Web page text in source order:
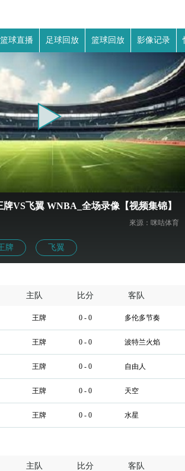
篮球直播 足球回放 篮球回放 影像记录
牌VS飞翼 WNBA_全场录像【视频集锦】
來源：咪咕体育
牌 飞翼
主队 比分 客队
王牌 0 - 0 多伦多节奏
王牌 0 - 0 波特兰火焰
王牌 0 - 0 自由人
王牌 0 - 0 天空
王牌 0 - 0 水星
主队 比分 客队